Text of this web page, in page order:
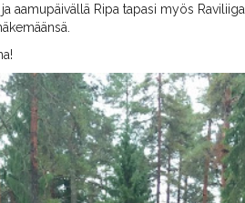
aamupäivällä Ripa tapasi myös